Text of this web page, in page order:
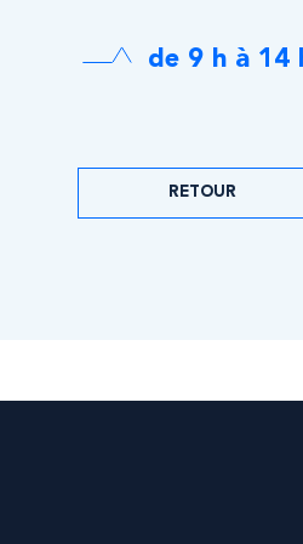
de 9 h à 14
RETOUR